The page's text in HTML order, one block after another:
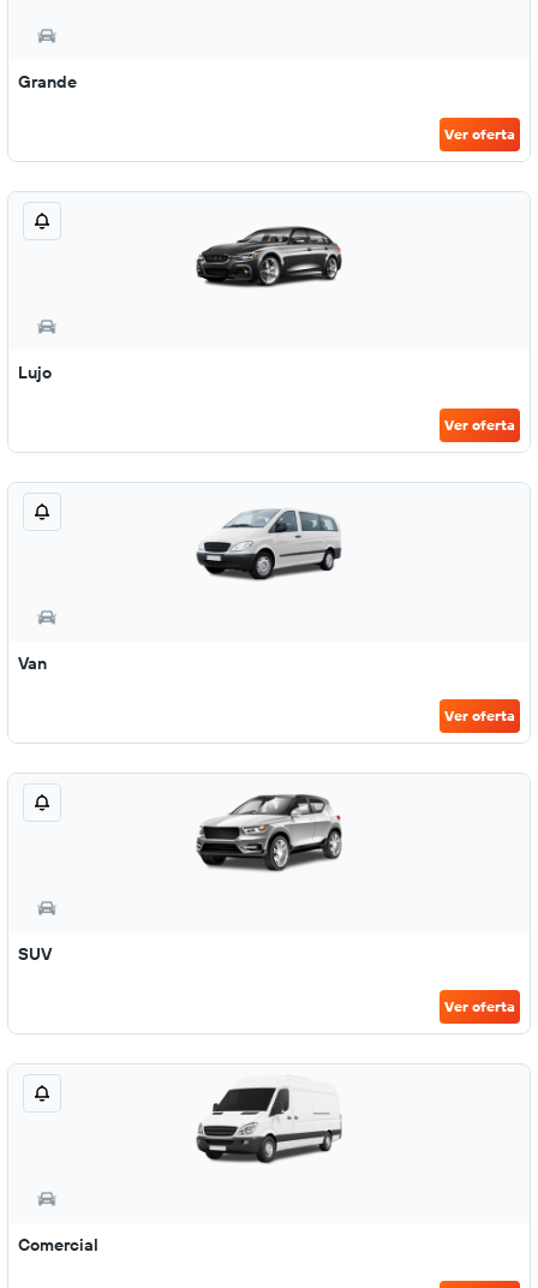
Grande
Ver oferta
Lujo
Ver oferta
Van
Ver oferta
SUV
Ver oferta
Comercial